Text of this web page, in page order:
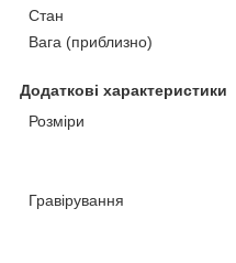
Стан
Вага (приблизно)
Додаткові характеристики
Розміри
Гравірування